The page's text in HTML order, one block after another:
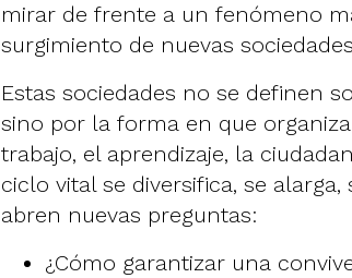
mirar de frente a un fenómeno
surgimiento de nuevas
Estas sociedades no se definen
sino por la forma en que
trabajo, el aprendizaje, la
ciclo vital se diversifica, se
abren nuevas preguntas:
¿Cómo garantizar una